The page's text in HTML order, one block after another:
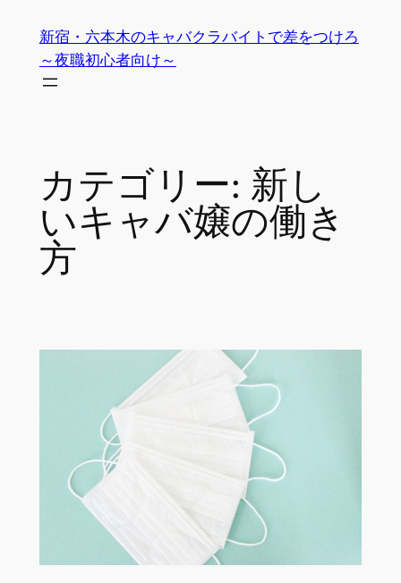
新宿・六本木のキャバクラバイトで差をつけろ
～夜職初心者向け～
カテゴリー: 新し
いキャバ嬢の働き
方